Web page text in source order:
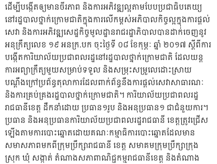
ដើម្បីបង្កើតឲ្យមានចីរភាព និងការអភិវឌ្ឍល្អតាមបែបប្រជាធិបតេយ្យ
នៅរដ្ឋបាលថ្នាក់ក្រោមជាតិក្នុងការលើកម្ពស់អភិបាលកិច្ចល្អក្នុងការផ្ដល់
សេវា និងការអភិវឌ្ឍសេដ្ឋកិច្ចមូលដ្ឋានរាជរដ្ឋាភិបាលបានដាក់ចេញនូវ
អនុក្រឹត្យលេខ ១៩ អនក្រ.បក ចុះថ្ងៃទី ០៨ ខែកុម្ភៈ ឆ្នាំ ២០១៧ ស្ដីពីការ
បង្កើតការិយាល័យប្រជាពលរដ្ឋនៅរដ្ឋបាលថ្នាក់ក្រោមជាតិ ដែលយន្ត
ការអព្យាក្រឹត្យមួយសម្រាប់ទទួល និងសម្រុះសម្រួលេដោះស្រាយ
បណ្ដឹងក្រៅប្រព័ន្ធតុលាការដែលពាក់ព័ន្ធនឹងការផ្ដល់សេវាសាធារណៈ
និងការគ្រប់គ្រងរដ្ឋបាលថ្នាក់ក្រោមជាតិ។ ការិយាល័យប្រជាពលរដ្ឋ
រាជធានីខេត្ត ដឹកនាំដោយ ប្រធាន១រូប និងអនុប្រធាន១ ជាជំនួយការ។
ប្រធាន និងអនុប្រធានការិយាល័យប្រជាពលរដ្ឋរាជធានី ខេត្តត្រូវជ្រើស
ឡើងតាមការបោះឆ្នោតដោយគណៈកម្មាធិការបោះឆ្នោតដែលមាន
សមាសភាពមកពីក្រុមប្រឹក្សារាជធានី ខេត្ត សមាគមក្រុមប្រឹក្សាក្រុង
ស្រុក ឃុំ សង្កាត់ តំណាងសភាពាណិជ្ជកម្មរាជធានីខេត្ត និងតំណាង